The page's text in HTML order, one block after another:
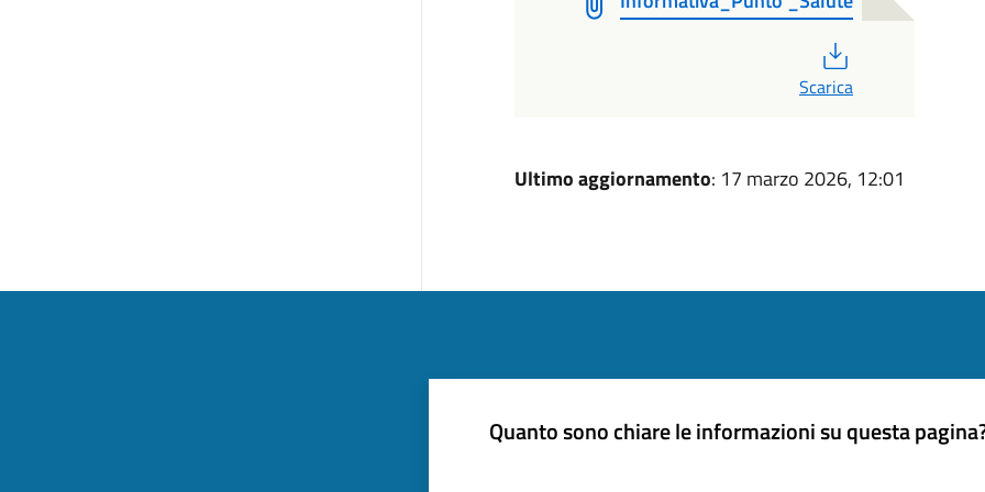
Scarica
Ultimo aggiornamento: 17 marzo 2026, 12:01
Quanto sono chiare le informazioni su questa